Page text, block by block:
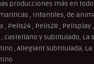
producciones más en
, Infantiles, de
Pelis24 , Pelis28 ,
castellano y subtitulado, La
, Allegiant subtitulada,